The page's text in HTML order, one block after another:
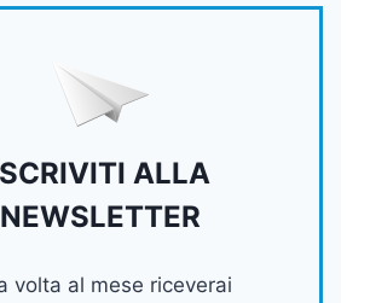
ALLA
NEWSLETTER
volta al mese riceverai